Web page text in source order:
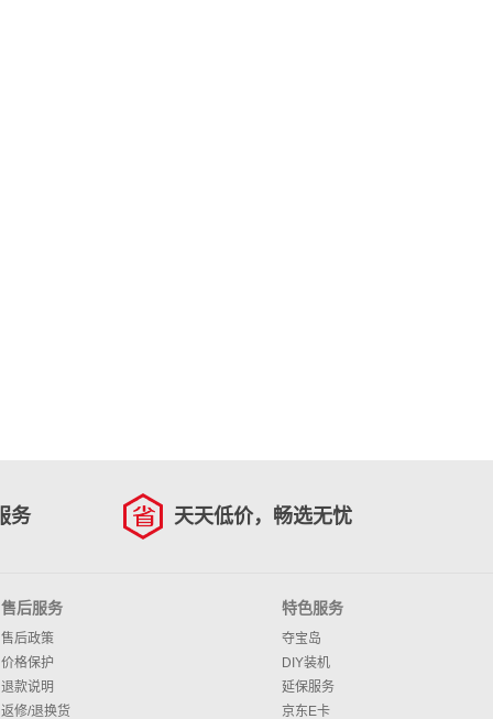
务 天天低价，畅选无忧
售后服务
售后政策
价格保护
退款说明
返修/退换货
特色服务
夺宝岛
DIY装机
延保服务
京东E卡